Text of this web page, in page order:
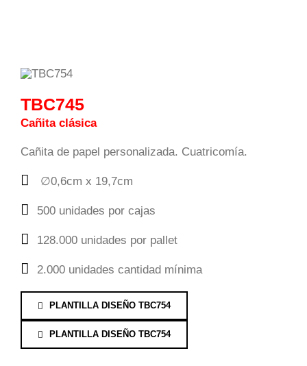
TBC745
Cañita clásica
Cañita de papel personalizada. Cuatricomía.
∅0,6cm x 19,7cm
500 unidades por cajas
128.000 unidades por pallet
2.000 unidades cantidad mínima
PLANTILLA DISEÑO TBC754
PLANTILLA DISEÑO TBC754